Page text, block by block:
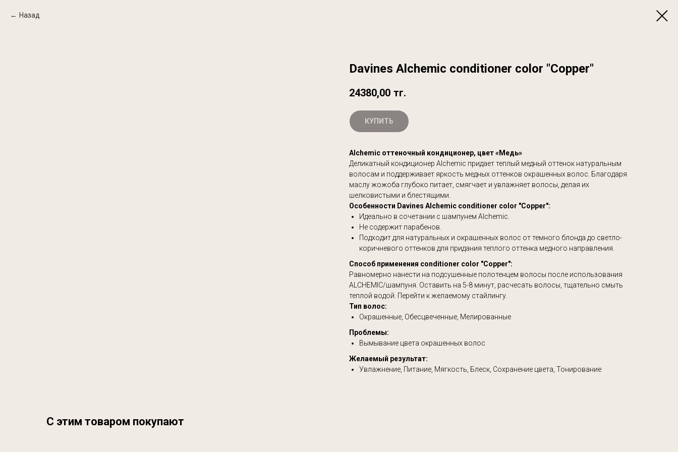
Назад
Davines Alchemic conditioner color "Copper"
24380,00 тг.
КУПИТЬ
Alchemic оттеночный кондиционер, цвет «Медь»
Деликатный кондиционер Alchemic придает теплый медный оттенок натуральным
волосам и поддерживает яркость медных оттенков окрашенных волос. Благодаря
маслу жожоба глубоко питает, смягчает и увлажняет волосы, делая их
шелковистыми и блестящими.
Особенности Davines Alchemic conditioner color "Copper":
Идеально в сочетании с шампунем Alchemic.
Не содержит парабенов.
Подходит для натуральных и окрашенных волос от темного блонда до светло-
коричневого оттенков для придания теплого оттенка медного направления.
Способ применения conditioner color "Copper":
Равномерно нанести на подсушенные полотенцем волосы после использования
ALCHEMIC/шампуня. Оставить на 5-8 минут, расчесать волосы, тщательно смыть
теплой водой. Перейти к желаемому стайлингу.
Тип волос:
Окрашенные, Обесцвеченные, Мелированные
Проблемы:
Вымывание цвета окрашенных волос
Желаемый результат:
Увлажнение, Питание, Мягкость, Блеск, Сохранение цвета, Тонирование
С этим товаром покупают